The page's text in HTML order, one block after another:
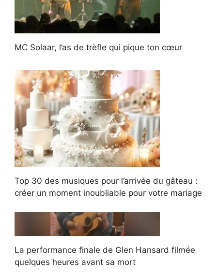
MC Solaar, l’as de trèfle qui pique ton cœur
Top 30 des musiques pour l’arrivée du gâteau :
créer un moment inoubliable pour votre mariage
La performance finale de Glen Hansard filmée
quelques heures avant sa mort